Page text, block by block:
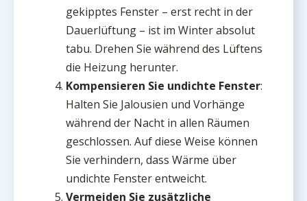
gekipptes Fenster – erst recht in der
Dauerlüftung – ist im Winter absolut
tabu. Drehen Sie während des Lüftens
die Heizung herunter.
Kompensieren Sie undichte Fenster:
Halten Sie Jalousien und Vorhänge
während der Nacht in allen Räumen
geschlossen. Auf diese Weise können
Sie verhindern, dass Wärme über
undichte Fenster entweicht.
Vermeiden Sie zusätzliche